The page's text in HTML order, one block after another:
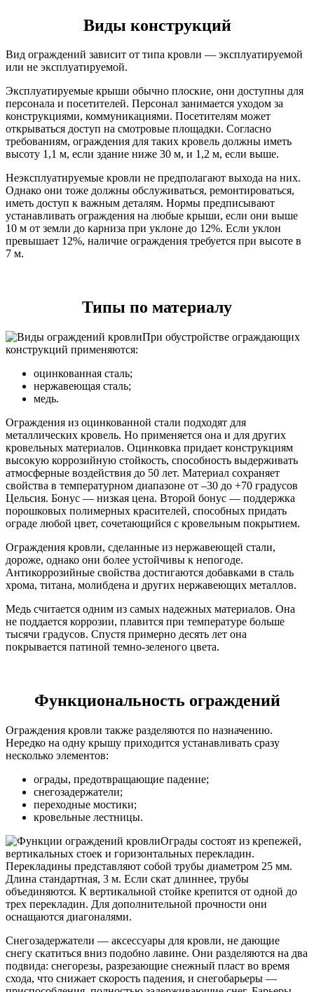
Виды конструкций
Вид ограждений зависит от типа кровли — эксплуатируемой
или не эксплуатируемой.
Эксплуатируемые крыши обычно плоские, они доступны для
персонала и посетителей. Персонал занимается уходом за
конструкциями, коммуникациями. Посетителям может
открываться доступ на смотровые площадки. Согласно
требованиям, ограждения для таких кровель должны иметь
высоту 1,1 м, если здание ниже 30 м, и 1,2 м, если выше.
Неэксплуатируемые кровли не предполагают выхода на них.
Однако они тоже должны обслуживаться, ремонтироваться,
иметь доступ к важным деталям. Нормы предписывают
устанавливать ограждения на любые крыши, если они выше
10 м от земли до карниза при уклоне до 12%. Если уклон
превышает 12%, наличие ограждения требуется при высоте в
7 м.
Типы по материалу
При обустройстве ограждающих
конструкций применяются:
оцинкованная сталь;
нержавеющая сталь;
медь.
Ограждения из оцинкованной стали подходят для
металлических кровель. Но применяется она и для других
кровельных материалов. Оцинковка придает конструкциям
высокую коррозийную стойкость, способность выдерживать
атмосферные воздействия до 50 лет. Материал сохраняет
свойства в температурном диапазоне от –30 до +70 градусов
Цельсия. Бонус — низкая цена. Второй бонус — поддержка
порошковых полимерных красителей, способных придать
ограде любой цвет, сочетающийся с кровельным покрытием.
Ограждения кровли, сделанные из нержавеющей стали,
дороже, однако они более устойчивы к непогоде.
Антикоррозийные свойства достигаются добавками в сталь
хрома, титана, молибдена и других нержавеющих металлов.
Медь считается одним из самых надежных материалов. Она
не поддается коррозии, плавится при температуре больше
тысячи градусов. Спустя примерно десять лет она
покрывается патиной темно-зеленого цвета.
Функциональность ограждений
Ограждения кровли также разделяются по назначению.
Нередко на одну крышу приходится устанавливать сразу
несколько элементов:
ограды, предотвращающие падение;
снегозадержатели;
переходные мостики;
кровельные лестницы.
Ограды состоят из крепежей,
вертикальных стоек и горизонтальных перекладин.
Перекладины представляют собой трубы диаметром 25 мм.
Длина стандартная, 3 м. Если скат длиннее, трубы
объединяются. К вертикальной стойке крепится от одной до
трех перекладин. Для дополнительной прочности они
оснащаются диагоналями.
Снегозадержатели — аксессуары для кровли, не дающие
снегу скатиться вниз подобно лавине. Они разделяются на два
подвида: снегорезы, разрезающие снежный пласт во время
схода, что снижает скорость падения, и снегобарьеры —